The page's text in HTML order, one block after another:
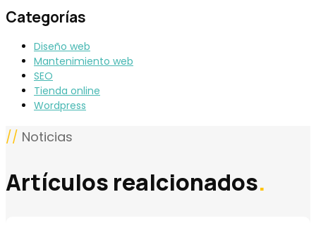
Categorías
Diseño web
Mantenimiento web
SEO
Tienda online
Wordpress
// Noticias
Artículos realcionados.